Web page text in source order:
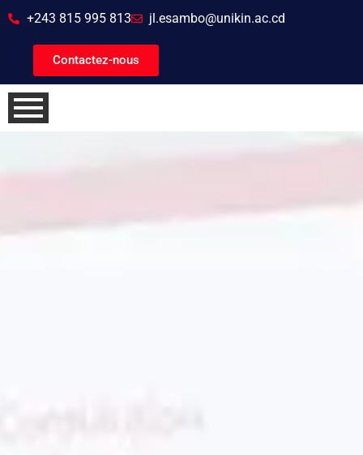
+243 815 995 813 jl.esambo@unikin.ac.cd
Contactez-nous